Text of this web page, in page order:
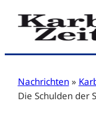
Zum
Inhalt
Nachrichten »
Die Schulden der